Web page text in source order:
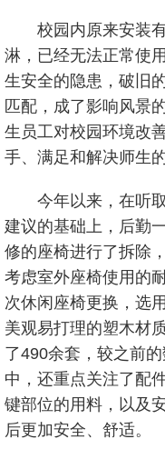
校园内原来安装
淋，已经无法正常使
生安全的隐患，破旧
匹配，成了影响风景
生员工对校园环境改
手、满足和解决师生
今年以来，在听
建议的基础上，后勤
修的座椅进行了拆除
考虑室外座椅使用的
次休闲座椅更换，选
美观易打理的塑木材
了490余套，较之前
中，还重点关注了配
键部位的用料，以及
后更加安全、舒适。